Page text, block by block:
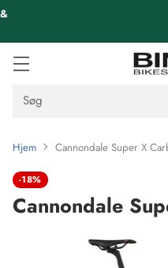
Søg
Hjem Cannondale Super X
-18%
Cannondale